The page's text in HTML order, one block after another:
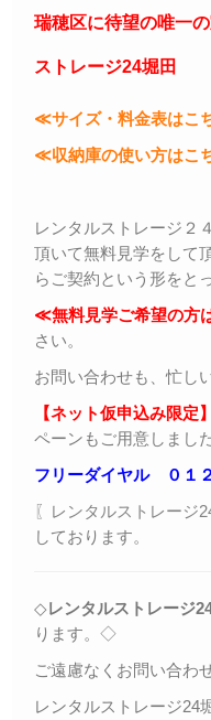
瑞穂区に待望の唯一
ストレージ24堀田
≪サイズ・料金表はこ
≪収納庫の使い方はこ
レンタルストレージ２
頂いて無料見学をして
らご契約という形をと
≪無料見学ご希望の方
さい。
お問い合わせも、忙し
【ネット仮申込み限定
ペーンもご用意しまし
フリーダイヤル ０１
〖レンタルストレージ
しております。
◇レンタルストレージ
ります。◇
ご遠慮なくお問い合わ
レンタルストレージ24